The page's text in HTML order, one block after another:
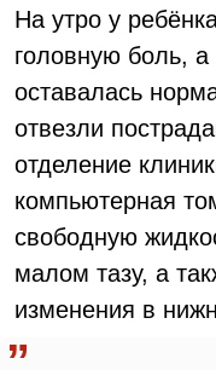
На утро у
головную боль, а
оставалась
отвезли
отделение
компьютерная
свободную
малом тазу, а
изменения в